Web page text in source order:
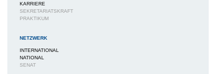
KARRIERE
SEKRETARIATSKRAFT
PRAKTIKUM
NETZWERK
INTERNATIONAL
NATIONAL
SENAT